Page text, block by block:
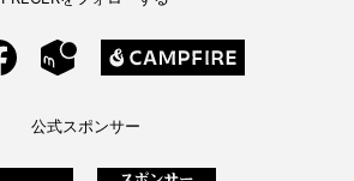
公式スポンサー